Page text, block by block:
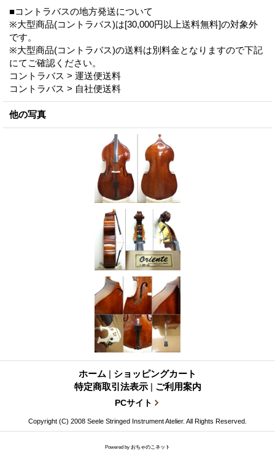
■コントラバスの地方発送について
※大型商品(コントラバス)は[30,000円以上送料無料]の対象外
です。
※大型商品(コントラバス)の送料は別料金となりますので下記
にてご確認ください。
コントラバス > 運送便送料
コントラバス > 自社便送料
他の写真
ホーム | ショッピングカート
特定商取引法表示 | ご利用案内
PCサイト
Copyright (C) 2008 Seele Stringed Instrument Atelier. All Rights Reserved.
Powered by おちゃのこネット